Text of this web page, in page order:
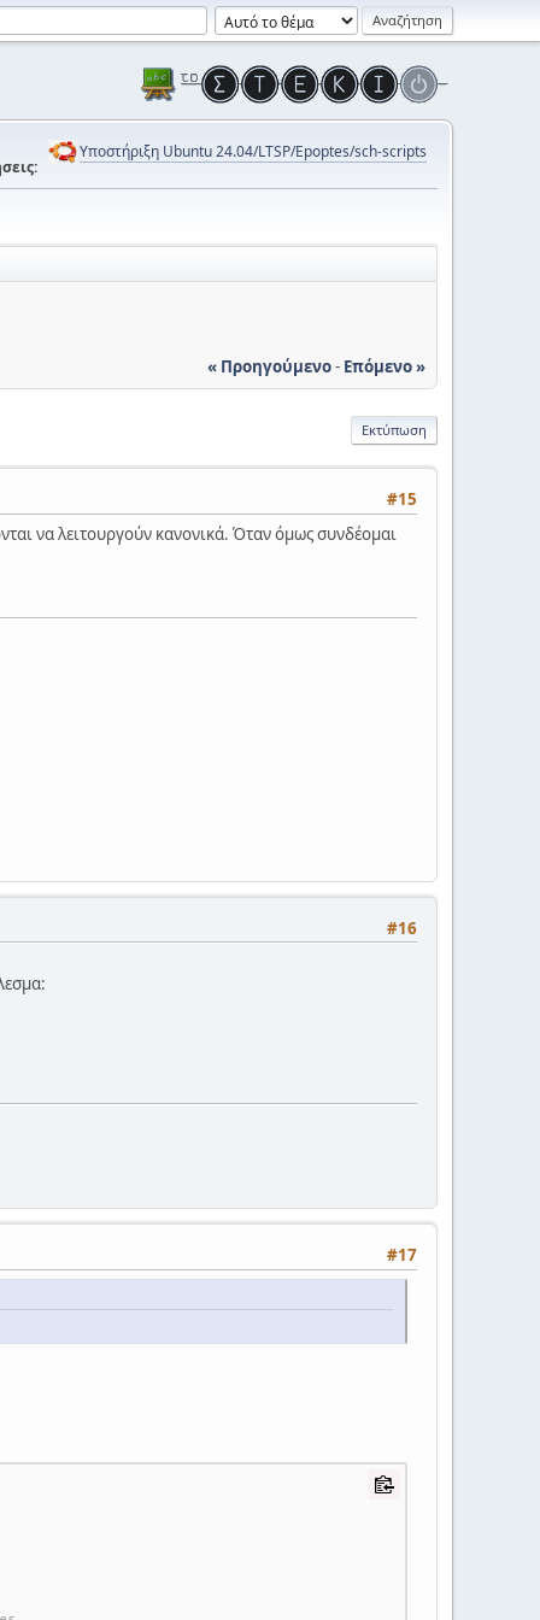
Υποστήριξη Ubuntu 24.04/LTSP/Epoptes/sch-scripts
« Προηγούμενο- Επόμενο »
Εκτύπωση
#15
να λειτουργούν κανονικά. Όταν όμως συνδέομαι
#16
#17